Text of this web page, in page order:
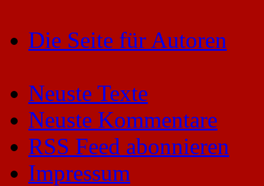
Die Seite für Autoren
Neuste Texte
Neuste Kommentare
RSS Feed abonnieren
Impressum